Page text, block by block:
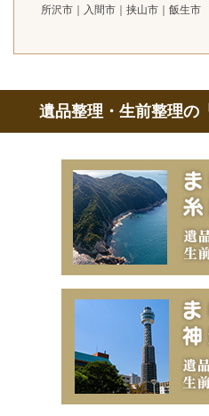
所沢市｜入間市｜挟山市｜飯生市
遺品整理・生前整理の